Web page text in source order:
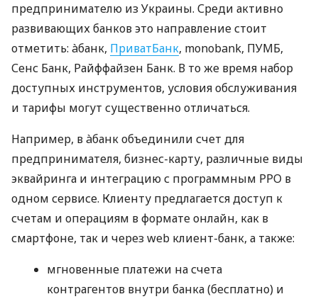
предпринимателю из Украины. Среди активно
развивающих банков это направление стоит
отметить: àбанк, ПриватБанк, monobank, ПУМБ,
Сенс Банк, Райффайзен Банк. В то же время набор
доступных инструментов, условия обслуживания
и тарифы могут существенно отличаться.
Например, в àбанк объединили счет для
предпринимателя, бизнес-карту, различные виды
эквайринга и интеграцию с программным РРО в
одном сервисе. Клиенту предлагается доступ к
счетам и операциям в формате онлайн, как в
смартфоне, так и через web клиент-банк, а также:
мгновенные платежи на счета
контрагентов внутри банка (бесплатно) и